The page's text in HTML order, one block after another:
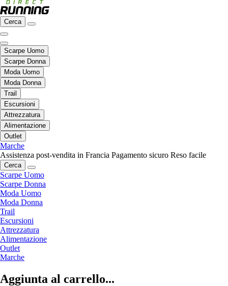
Cerca
Scarpe Uomo
Scarpe Donna
Moda Uomo
Moda Donna
Trail
Escursioni
Attrezzatura
Alimentazione
Outlet
Marche
Assistenza post-vendita in Francia Pagamento sicuro Reso facile
Cerca
Scarpe Uomo
Scarpe Donna
Moda Uomo
Moda Donna
Trail
Escursioni
Attrezzatura
Alimentazione
Outlet
Marche
Aggiunta al carrello...